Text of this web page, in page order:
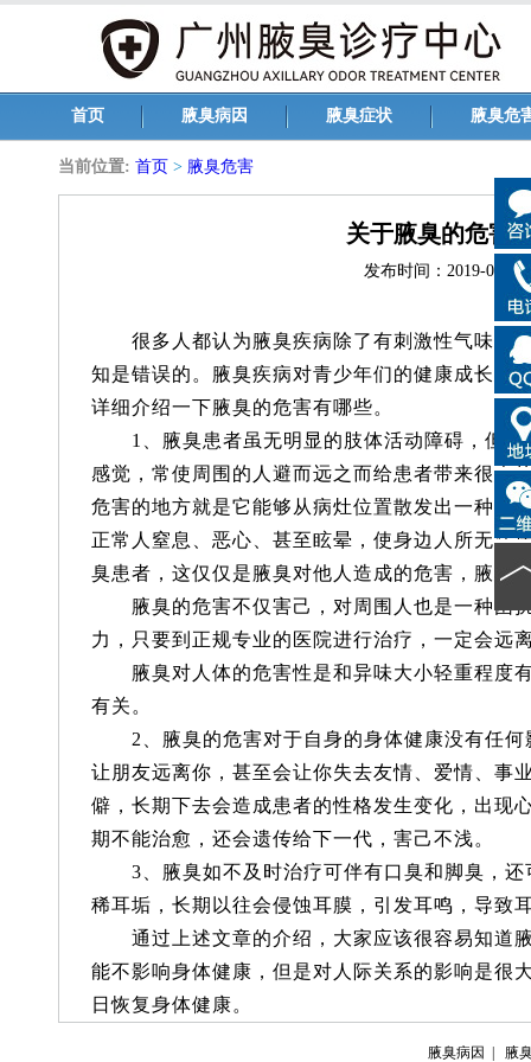
首页 腋臭病因 腋臭症状 腋臭危
当前位置: 首页 > 腋臭危害
关于腋臭的危害
发布时间：2019-05-31
很多人都认为腋臭疾病除了有刺激性气味以
知是错误的。腋臭疾病对青少年们的健康成长是
详细介绍一下腋臭的危害有哪些。
1、腋臭患者虽无明显的肢体活动障碍，但由
感觉，常使周围的人避而远之而给患者带来很大
危害的地方就是它能够从病灶位置散发出一种能
正常人窒息、恶心、甚至眩晕，使身边人所无法
臭患者，这仅仅是腋臭对他人造成的危害，腋臭
腋臭的危害不仅害己，对周围人也是一种困
力，只要到正规专业的医院进行治疗，一定会远
腋臭对人体的危害性是和异味大小轻重程度
有关。
2、腋臭的危害对于自身的身体健康没有任何
让朋友远离你，甚至会让你失去友情、爱情、事
僻，长期下去会造成患者的性格发生变化，出现
期不能治愈，还会遗传给下一代，害己不浅。
3、腋臭如不及时治疗可伴有口臭和脚臭，还
稀耳垢，长期以往会侵蚀耳膜，引发耳鸣，导致
通过上述文章的介绍，大家应该很容易知道
能不影响身体健康，但是对人际关系的影响是很
日恢复身体健康。
腋臭病因 腋